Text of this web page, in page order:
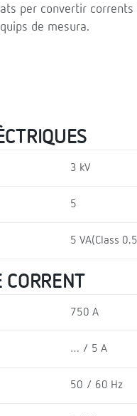
per convertir corrents
de mesura.
3 kV
5
5 VA(Class
CORRENT
750 A
… / 5 A
50 / 60 Hz